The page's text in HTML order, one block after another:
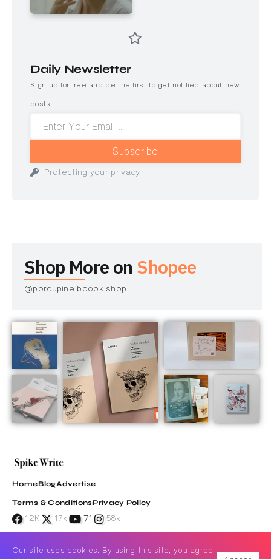
Daily Newsletter
Sign up for free and be the first to get notified about new
posts.
Subscribe
Protecting your privacy
Shop More on Shopee
@porcupine boook shop
HomeBlogAdvertise
Terms & ConditionsPrivacy Policy
12K 17k 71 58k
Our site uses cookies. By using this site, you agree